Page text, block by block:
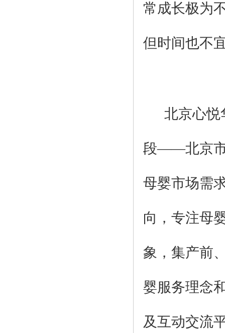
常成长极为
但时间也不
北京心悦
段——北京
母婴市场需
向，专注母
象，集产前
婴服务理念
及互动交流